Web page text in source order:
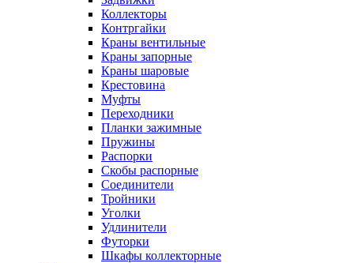
Коллекторы
Контргайки
Краны вентильные
Краны запорные
Краны шаровые
Крестовина
Муфты
Переходники
Планки зажимные
Пружины
Распорки
Скобы распорные
Соединители
Тройники
Уголки
Удлинители
Футорки
Шкафы коллекторные